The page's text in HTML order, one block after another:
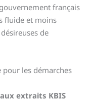
français
fluide et moins
de
pour les démarches
extraits KBIS